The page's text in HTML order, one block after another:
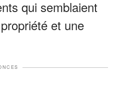
qui semblaient
et une